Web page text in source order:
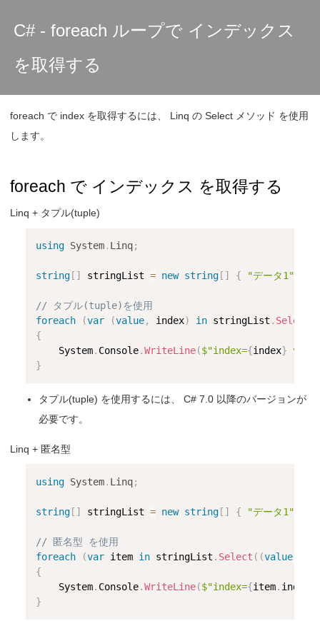
C# - foreach ループで インデックス
を取得する
foreach で index を取得するには、 Linq の Select メソッド を使用
します。
foreach で インデックス を取得する
Linq + タプル(tuple)
using System. Linq;
string [ ] stringList = new string [ ] { "データ1"
// タプル(tuple)を使用
foreach
(var (value, index) in stringList . Select
{
    System
. Console.WriteLine($"index={index}
}
タプル(tuple) を使用するには、 C# 7.0 以降のバージョンが
必要です。
Linq + 匿名型
using System. Linq;
string[ ] stringList = new string[ ] { "データ1"
// 匿名型 を使用
foreach
(var item in stringList . Select ( (value
{
    System
. Console.WriteLine($"index={item. index
}